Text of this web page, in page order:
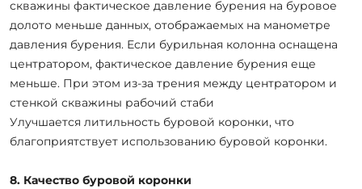
скважины фактическое давление бурения на буровое
долото меньше данных, отображаемых на манометре
давления бурения. Если бурильная колонна оснащена
центратором, фактическое давление бурения еще
меньше. При этом из-за трения между центратором и
стенкой скважины рабочий стаби
Улучшается литильность буровой коронки, что
благоприятствует использованию буровой коронки.
8. Качество буровой коронки